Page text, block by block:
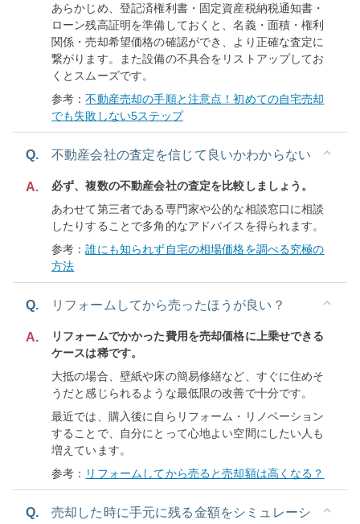
あらかじめ、登記済権利書・固定資産税納税通知書・
ローン残高証明を準備しておくと、名義・面積・権利
関係・売却希望価格の確認ができ、より正確な査定に
繋がります。また設備の不具合をリストアップしてお
くとスムーズです。
参考：不動産売却の手順と注意点！初めての自宅売却
でも失敗しない5ステップ
Q. 不動産会社の査定を信じて良いかわからない
A.
必ず、複数の不動産会社の査定を比較しましょう。
あわせて第三者である専門家や公的な相談窓口に相談
したりすることで多角的なアドバイスを得られます。
参考：誰にも知られず自宅の相場価格を調べる究極の
方法
Q. リフォームしてから売ったほうが良い？
A.
リフォームでかかった費用を売却価格に上乗せできる
ケースは稀です。
大抵の場合、壁紙や床の簡易修繕など、すぐに住めそ
うだと感じられるような最低限の改善で十分です。
最近では、購入後に自らリフォーム・リノベーション
することで、自分にとって心地よい空間にしたい人も
増えています。
参考： リフォームしてから売ると売却額は高くなる？
Q.
売却した時に手元に残る金額をシミュレーシ